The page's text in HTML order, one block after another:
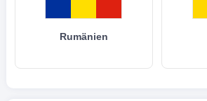
Rumänien